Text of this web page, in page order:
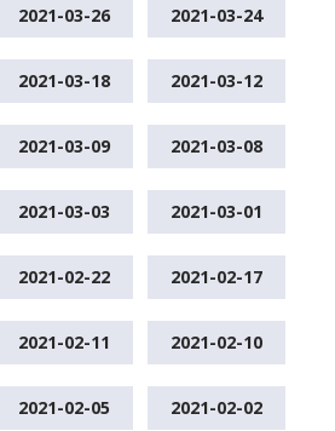
2021-03-26 2021-03-24
2021-03-18 2021-03-12
2021-03-09 2021-03-08
2021-03-03 2021-03-01
2021-02-22 2021-02-17
2021-02-11 2021-02-10
2021-02-05 2021-02-02